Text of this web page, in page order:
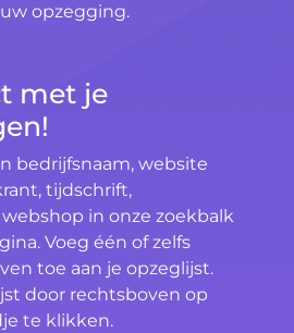
opzegging.
met je
bedrijfsnaam, website
tijdschrift,
in onze zoekbalk
Voeg één of zelfs
toe aan je opzeglijst.
door rechtsboven op
te klikken.